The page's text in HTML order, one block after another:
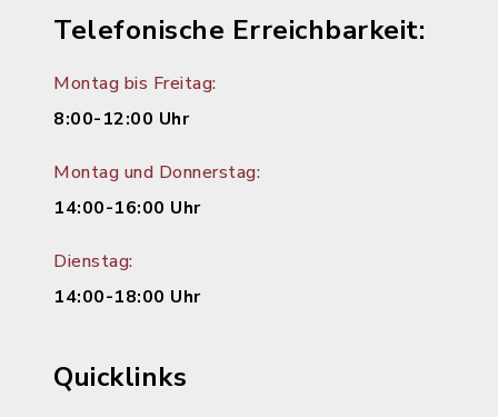
Telefonische Erreichbarkeit:
Montag bis Freitag:
8:00-12:00 Uhr
Montag und Donnerstag:
14:00-16:00 Uhr
Dienstag:
14:00-18:00 Uhr
Quicklinks